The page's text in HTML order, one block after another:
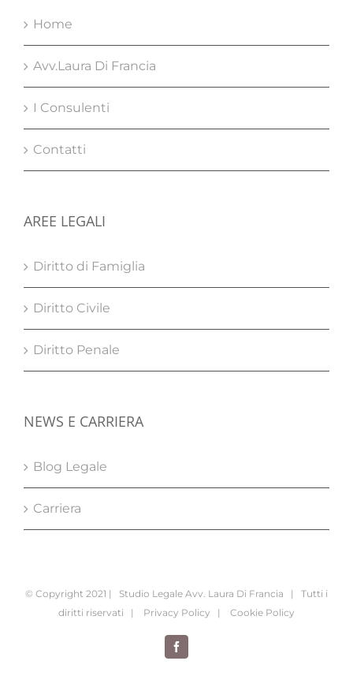
Home
Avv.Laura Di Francia
I Consulenti
Contatti
AREE LEGALI
Diritto di Famiglia
Diritto Civile
Diritto Penale
NEWS E CARRIERA
Blog Legale
Carriera
© Copyright 2021 | Studio Legale Avv. Laura Di Francia | Tutti i
diritti riservati |
Privacy Policy | Cookie Policy
Facebook